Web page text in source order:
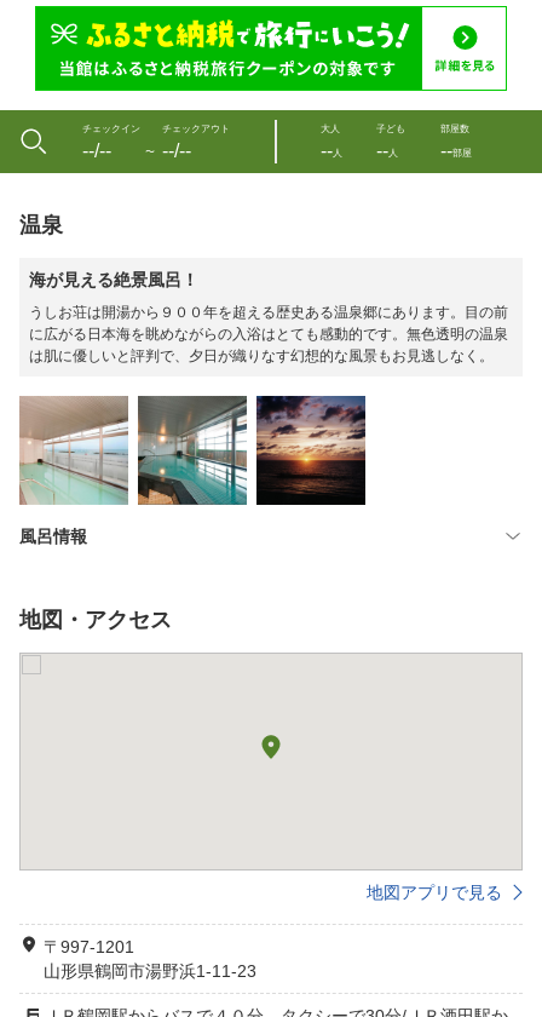
チェックイン
--/-- 〜
チェックアウト
--/--
大人
--人
子ども
--人
部屋数
--部屋
温泉
海が見える絶景風呂！
うしお荘は開湯から９００年を超える歴史ある温泉郷にあります。目の前
に広がる日本海を眺めながらの入浴はとても感動的です。無色透明の温泉
は肌に優しいと評判で、夕日が織りなす幻想的な風景もお見逃しなく。
風呂情報
地図・アクセス
地図アプリで見る
〒997-1201
山形県鶴岡市湯野浜1-11-23